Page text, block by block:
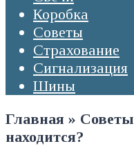
Коробка
Советы
Страхование
Сигнализация
Шины
Главная » Советы
находится?